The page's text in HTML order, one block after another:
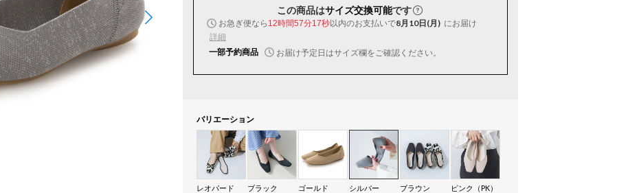
この商品はサイズ交換可能です
お急ぎ便なら 12時間57分16秒以内のお支払いで8月10日(月) にお届け
詳細
一部予約商品
お届け予定日はサイズ欄をご確認ください。
バリエーション
レオパード
ブラック
ゴールド
シルバー
ブラウン
ピンク（PK）